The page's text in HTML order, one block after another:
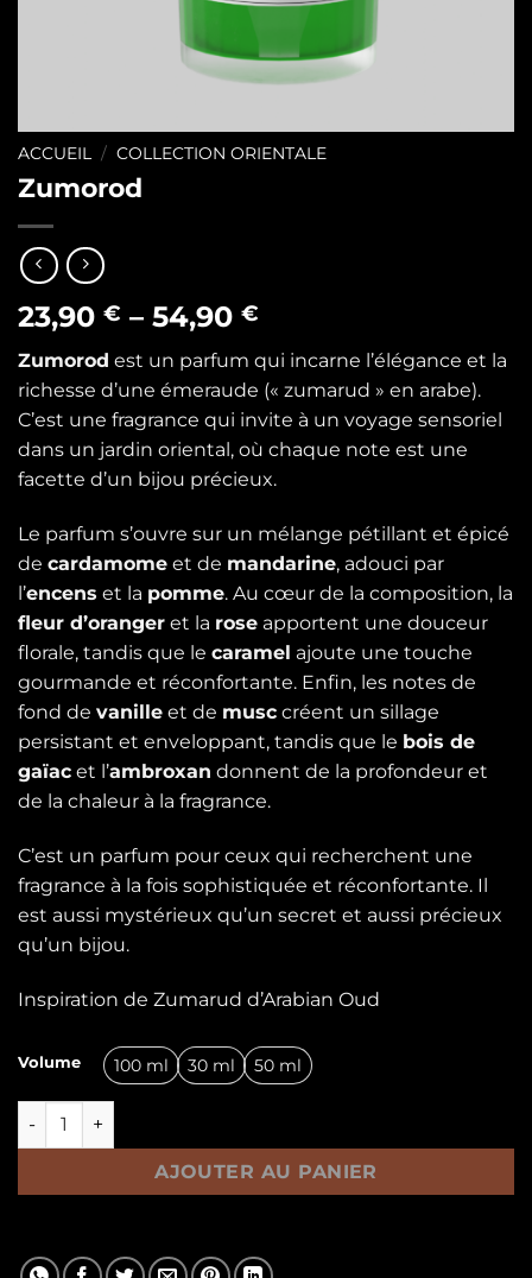
ACCUEIL / COLLECTION ORIENTALE
Zumorod
23,90 € – 54,90 €
Zumorod est un parfum qui incarne l’élégance et la
richesse d’une émeraude (« zumarud » en arabe).
C’est une fragrance qui invite à un voyage sensoriel
dans un jardin oriental, où chaque note est une
facette d’un bijou précieux.
Le parfum s’ouvre sur un mélange pétillant et épicé
de cardamome et de mandarine, adouci par
l’encens et la pomme. Au cœur de la composition, la
fleur d’oranger et la rose apportent une douceur
florale, tandis que le caramel ajoute une touche
gourmande et réconfortante. Enfin, les notes de
fond de vanille et de musc créent un sillage
persistant et enveloppant, tandis que le bois de
gaïac et l’ambroxan donnent de la profondeur et
de la chaleur à la fragrance.
C’est un parfum pour ceux qui recherchent une
fragrance à la fois sophistiquée et réconfortante. Il
est aussi mystérieux qu’un secret et aussi précieux
qu’un bijou.
Inspiration de Zumarud d’Arabian Oud
Volume 100 ml 30 ml 50 ml
quantité de Zumorod
AJOUTER AU PANIER